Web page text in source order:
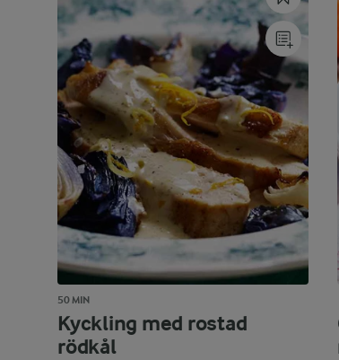
50 MIN
Kyckling med rostad
rödkål